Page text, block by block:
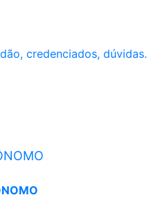
credenciados, dúvidas.